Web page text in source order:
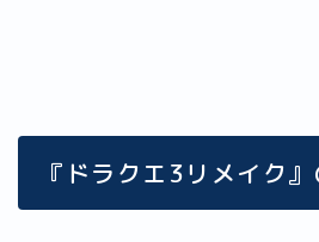
『ドラクエ3リメイク